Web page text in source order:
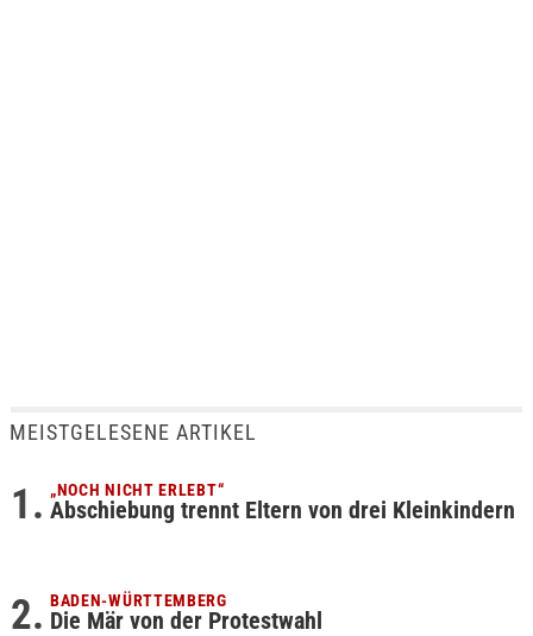
MEISTGELESENE ARTIKEL
„NOCH NICHT ERLEBT“
Abschiebung trennt Eltern von drei Kleinkindern
BADEN-WÜRTTEMBERG
Die Mär von der Protestwahl